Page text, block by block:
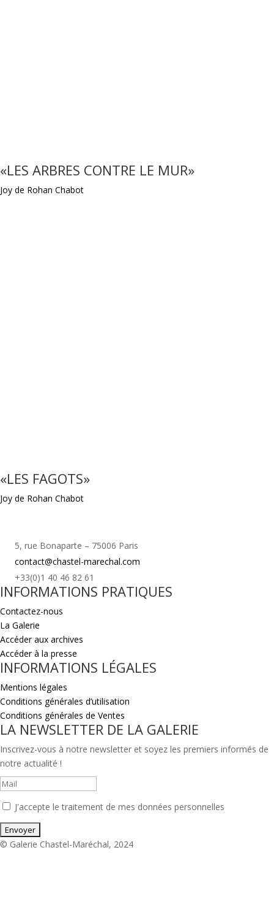
«LES ARBRES CONTRE LE MUR»
Joy de Rohan Chabot
«LES FAGOTS»
Joy de Rohan Chabot
5, rue Bonaparte – 75006 Paris
contact@chastel-marechal.com
+33(0)1 40 46 82 61
INFORMATIONS PRATIQUES
Contactez-nous
La Galerie
Accéder aux archives
Accéder à la presse
INFORMATIONS LÉGALES
Mentions légales
Conditions générales d’utilisation
Conditions générales de Ventes
LA NEWSLETTER DE LA GALERIE
Inscrivez-vous à notre newsletter et soyez les premiers informés de
notre actualité !
J'accepte le traitement de mes données personnelles
© Galerie Chastel-Maréchal, 2024